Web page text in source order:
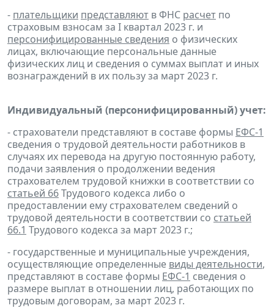
- плательщики представляют в ФНС расчет по
страховым взносам за I квартал 2023 г. и
персонифицированные сведения о физических
лицах, включающие персональные данные
физических лиц и сведения о суммах выплат и иных
вознаграждений в их пользу за март 2023 г.
Индивидуальный (персонифицированный) учет:
- страхователи представляют в составе формы ЕФС-1
сведения о трудовой деятельности работников в
случаях их перевода на другую постоянную работу,
подачи заявления о продолжении ведения
страхователем трудовой книжки в соответствии со
статьей 66Трудового кодекса либо о
предоставлении ему страхователем сведений о
трудовой деятельности в соответствии со статьей
66.1 Трудового кодекса за март 2023 г.;
- государственные и муниципальные учреждения,
осуществляющие определенные виды деятельности,
представляют в составе формы ЕФС-1 сведения о
размере выплат в отношении лиц, работающих по
трудовым договорам, за март 2023 г.